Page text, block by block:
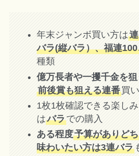
年末ジャンボ買い方は
バラ(縦バラ）、福連
種類
億万長者や一攫千金を狙
前後賞も狙える連番買
1枚1枚確認できる楽し
はバラでの購入
ある程度予算がありど
味わいたい方は3連バラ